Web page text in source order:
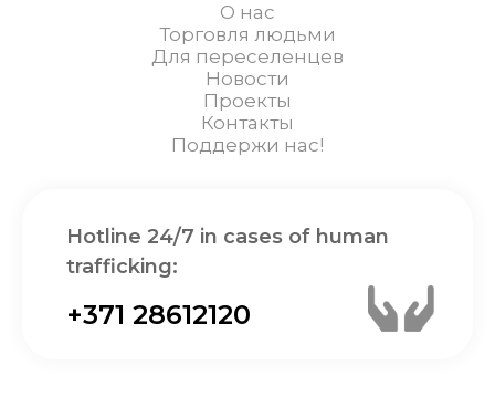
О нас
Торговля людьми
Для переселенцев
Новости
Проекты
Контакты
Поддержи нас!
Hotline 24/7 in cases of human
trafficking:
+371 28612120